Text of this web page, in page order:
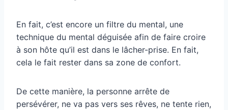
En fait, c’est encore un filtre du mental, une
technique du mental déguisée afin de faire croire
à son hôte qu’il est dans le lâcher-prise. En fait,
cela le fait rester dans sa zone de confort.
De cette manière, la personne arrête de
persévérer, ne va pas vers ses rêves, ne tente rien,